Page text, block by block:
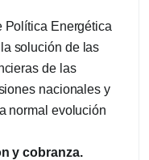
Política Energética
solución de las
de las
nacionales y
normal evolución
y cobranza.